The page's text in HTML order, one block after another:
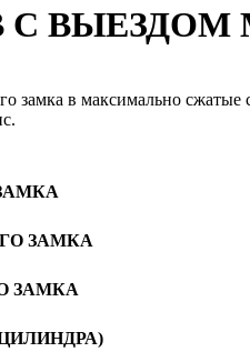
ВЫЕЗДОМ
замка в максимально
ЗАМКА
ЗАМКА